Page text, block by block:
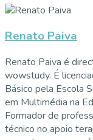
Renato Paiva
Renato Paiva é
wowstudy. É
Básico pela Escola
em Multimédia na
Formador de
técnico no apoio